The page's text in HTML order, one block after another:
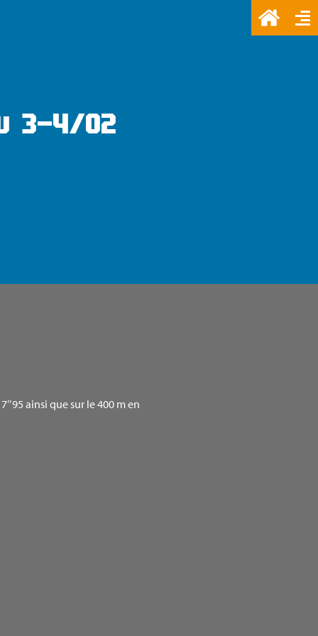
3-4/02
ainsi que sur le 400 m en